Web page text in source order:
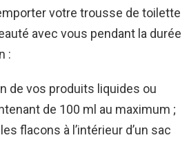
votre trousse de toilette
avec vous pendant la durée
:
de vos produits liquides ou
de 100 ml au maximum ;
flacons à l’intérieur d’un sac